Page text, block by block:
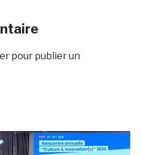
pour publier un